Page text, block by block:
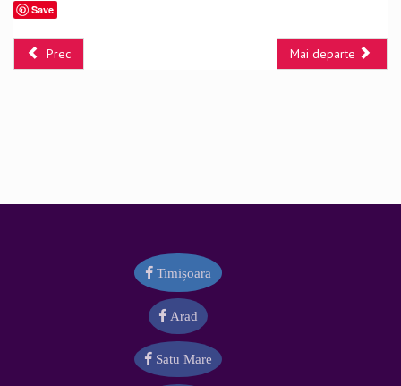
Save
Prec Mai departe
Timișoara
Arad
Satu Mare